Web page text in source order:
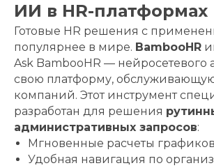
ИИ в HR-платформах
Готовые HR решения с
популярнее в мире. BambooHR
Ask BambooHR — нейросетевого
свою платформу,
компаний. Этот инструмент
разработан для решения
административных запросов:
Мгновенные расчеты
Удобная навигация по